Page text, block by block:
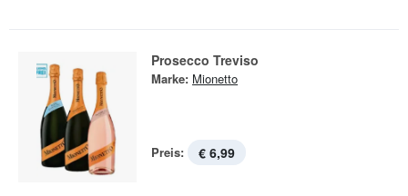
Prosecco Treviso
Marke: Mionetto
Preis: € 6,99